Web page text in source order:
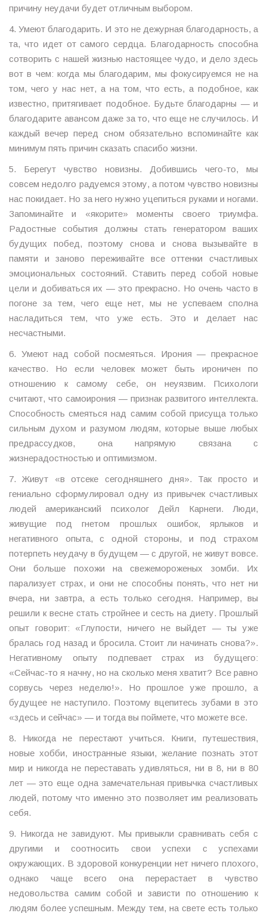
причину неудачи будет отличным выбором.
4. Умеют благодарить. И это не дежурная благодарность, а
та, что идет от самого сердца. Благодарность способна
сотворить с нашей жизнью настоящее чудо, и дело здесь
вот в чем: когда мы благодарим, мы фокусируемся не на
том, чего у нас нет, а на том, что есть, а подобное, как
известно, притягивает подобное. Будьте благодарны — и
благодарите авансом даже за то, что еще не случилось. И
каждый вечер перед сном обязательно вспоминайте как
минимум пять причин сказать спасибо жизни.
5. Берегут чувство новизны. Добившись чего-то, мы
совсем недолго радуемся этому, а потом чувство новизны
нас покидает. Но за него нужно уцепиться руками и ногами.
Запоминайте и «якорите» моменты своего триумфа.
Радостные события должны стать генератором ваших
будущих побед, поэтому снова и снова вызывайте в
памяти и заново переживайте все оттенки счастливых
эмоциональных состояний. Ставить перед собой новые
цели и добиваться их — это прекрасно. Но очень часто в
погоне за тем, чего еще нет, мы не успеваем сполна
насладиться тем, что уже есть. Это и делает нас
несчастными.
6. Умеют над собой посмеяться. Ирония — прекрасное
качество. Но если человек может быть ироничен по
отношению к самому себе, он неуязвим. Психологи
считают, что самоирония — признак развитого интеллекта.
Способность смеяться над самим собой присуща только
сильным духом и разумом людям, которые выше любых
предрассудков, она напрямую связана с
жизнерадостностью и оптимизмом.
7. Живут «в отсеке сегодняшнего дня». Так просто и
гениально сформулировал одну из привычек счастливых
людей американский психолог Дейл Карнеги. Люди,
живущие под гнетом прошлых ошибок, ярлыков и
негативного опыта, с одной стороны, и под страхом
потерпеть неудачу в будущем — с другой, не живут вовсе.
Они больше похожи на свежемороженых зомби. Их
парализует страх, и они не способны понять, что нет ни
вчера, ни завтра, а есть только сегодня. Например, вы
решили к весне стать стройнее и сесть на диету. Прошлый
опыт говорит: «Глупости, ничего не выйдет — ты уже
бралась год назад и бросила. Стоит ли начинать снова?».
Негативному опыту подпевает страх из будущего:
«Сейчас-то я начну, но на сколько меня хватит? Все равно
сорвусь через неделю!». Но прошлое уже прошло, а
будущее не наступило. Поэтому вцепитесь зубами в это
«здесь и сейчас» — и тогда вы поймете, что можете все.
8. Никогда не перестают учиться. Книги, путешествия,
новые хобби, иностранные языки, желание познать этот
мир и никогда не переставать удивляться, ни в 8, ни в 80
лет — это еще одна замечательная привычка счастливых
людей, потому что именно это позволяет им реализовать
себя.
9. Никогда не завидуют. Мы привыкли сравнивать себя с
другими и соотносить свои успехи с успехами
окружающих. В здоровой конкуренции нет ничего плохого,
однако чаще всего она перерастает в чувство
недовольства самим собой и зависти по отношению к
людям более успешным. Между тем, на свете есть только